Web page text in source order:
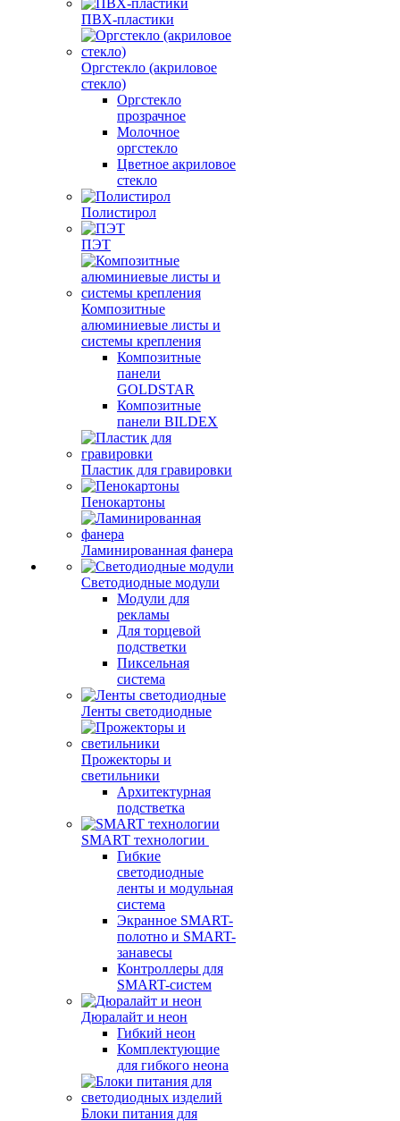
ПВХ-пластики
Оргстекло (акриловое
стекло)
Оргстекло
прозрачное
Молочное
оргстекло
Цветное акриловое
стекло
Полистирол
ПЭТ
Композитные
алюминиевые листы и
системы крепления
Композитные
панели
GOLDSTAR
Композитные
панели BILDEX
Пластик для гравировки
Пенокартоны
Ламинированная фанера
Светодиодные модули
Модули для
рекламы
Для торцевой
подстветки
Пиксельная
система
Ленты светодиодные
Прожекторы и
светильники
Архитектурная
подстветка
SMART технологии
Гибкие
светодиодные
ленты и модульная
система
Экранное SMART-
полотно и SMART-
занавесы
Контроллеры для
SMART-систем
Дюралайт и неон
Гибкий неон
Комплектующие
для гибкого неона
Блоки питания для